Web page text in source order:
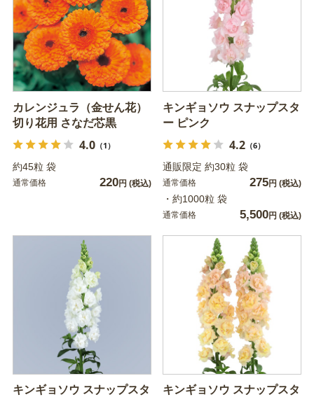
カレンジュラ（金せん花）
切り花用 さなだ芯黒
4.0（1）
約45粒 袋
通常価格 220円 (税込)
キンギョソウ スナップスタ
ー ピンク
4.2（6）
通販限定 約30粒 袋
通常価格 275円 (税込)
・約1000粒 袋
通常価格 5,500円 (税込)
キンギョソウ スナップスタ
キンギョソウ スナップスタ